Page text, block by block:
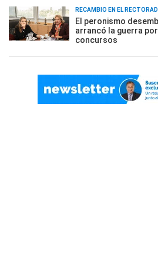
RECAMBIO EN EL
El peronismo
arrancó la guerra
concursos